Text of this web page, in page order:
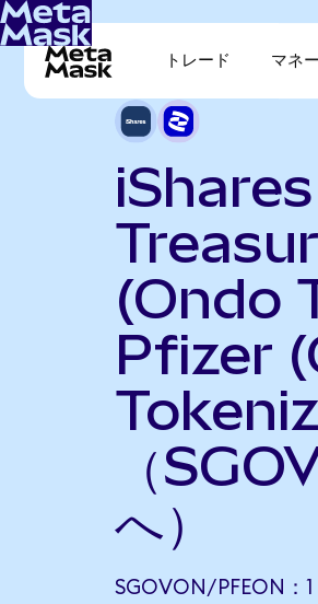
トレード マネー
(Ondo
Pfizer
（
へ）
SGOVON/PFEON：1